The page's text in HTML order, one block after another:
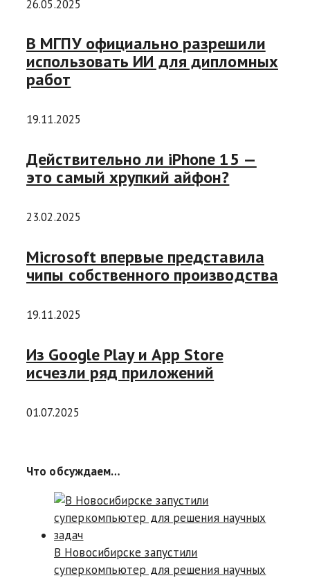
26.05.2025
В МГПУ официально разрешили
использовать ИИ для дипломных
работ
19.11.2025
Действительно ли iPhone 15 —
это самый хрупкий айфон?
23.02.2025
Microsoft впервые представила
чипы собственного производства
19.11.2025
Из Google Play и App Store
исчезли ряд приложений
01.07.2025
Что обсуждаем…
В Новосибирске запустили
суперкомпьютер для решения научных